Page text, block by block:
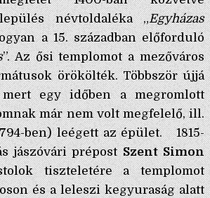
névtoldaléka „Egyházas
a 15. században előforduló
”. Az ősi templomot a mezőváros
örökölték. Többször újjá
egy időben a megromlott
már nem volt megfelelő, ill.
ben) leégett az épület. 1815-
jászóvári prépostSzent Simon
tiszteletére a templomot
és a leleszi kegyuraság alatt